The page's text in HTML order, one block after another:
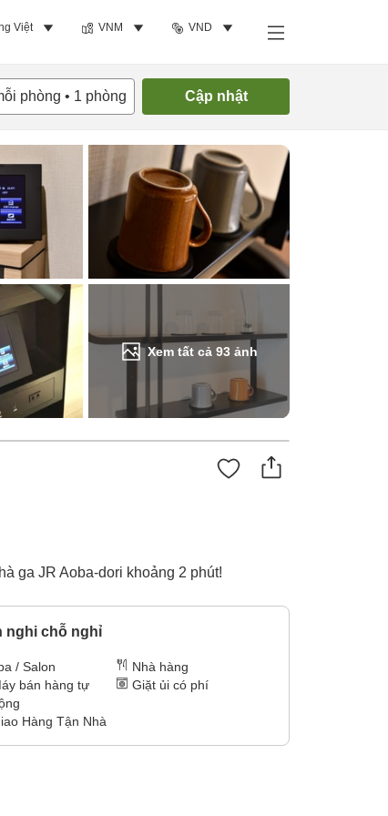
Việt VNM VND
phòng • 1 phòng Cập nhật
Xem tất cả93 ảnh
Tìm phòng trống
ga JR Aoba-dori khoảng 2 phút!
nghi chỗ nghỉ
/ Salon
Nhà hàng
bán hàng tự
Giặt ủi có phí
Hàng Tận Nhà